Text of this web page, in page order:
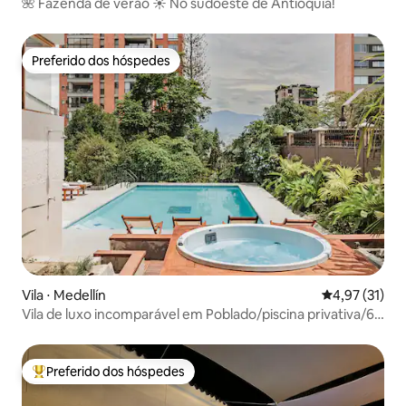
Preferido dos hóspedes
Preferido dos hóspedes
Vila ⋅ Medellín 4,97 de uma
4,97 (31)
Vila de luxo incomparável em Poblado/piscina privativa/6
Entre os melhores preferidos dos hóspedes
Preferido dos hóspedes